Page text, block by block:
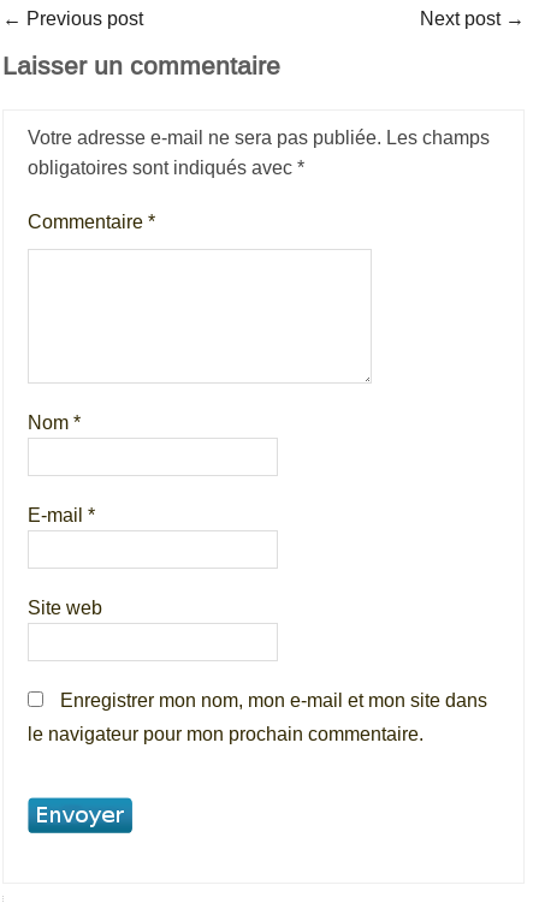
← Previous post Next post →
Laisser un commentaire
Votre adresse e-mail ne sera pas publiée. Les champs
obligatoires sont indiqués avec*
Commentaire*
Nom*
E-mail*
Site web
Enregistrer mon nom, mon e-mail et mon site dans
le navigateur pour mon prochain commentaire.